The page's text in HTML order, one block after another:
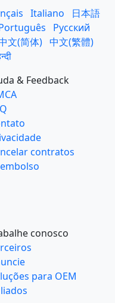
Italiano
日本語
Русский
文(简体) 中文(繁體)
& Feedback
contratos
conosco
para OEM